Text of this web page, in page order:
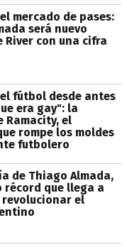
mercado de pases:
será nuevo
River con una cifra
fútbol desde antes
era gay": la
Ramacity, el
rompe los moldes
futbolero
de Thiago Almada,
récord que llega a
revolucionar el